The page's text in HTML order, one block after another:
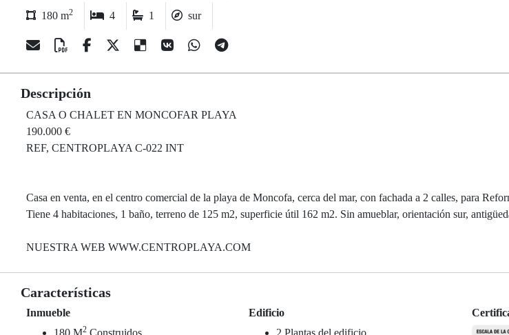
180 m2 4 1 sur
Descripción
CASA O CHALET EN MONCOFAR PLAYA
190.000 €
REF, CENTROPLAYA C-022 INT
Casa en venta, en el centro comercial de la playa de Moncofa, cerca del mar, con fachada a 2 calles, para
Tiene 4 habitaciones, 1 baño, terreno de 125 m2, superficie útil 162 m2. Sin amueblar, orientación sur,
NUESTRA WEB WWW.CENTROPLAYA.COM
Características
Inmueble
180 M2 Construidos
Edificio
2 Plantas del edificio